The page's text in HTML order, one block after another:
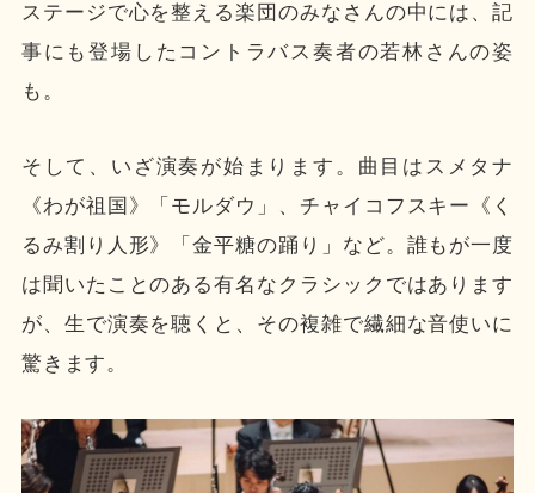
ステージで心を整える楽団のみなさんの中には、記
事にも登場したコントラバス奏者の若林さんの姿
も。
そして、いざ演奏が始まります。曲目はスメタナ
《わが祖国》「モルダウ」、チャイコフスキー《く
るみ割り人形》「金平糖の踊り」など。誰もが一度
は聞いたことのある有名なクラシックではあります
が、生で演奏を聴くと、その複雑で繊細な音使いに
驚きます。